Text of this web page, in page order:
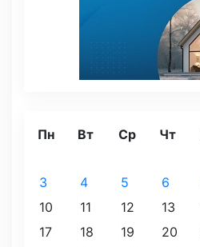
Пн Вт Ср Чт
3
4 5 6
10
11 12 13
17
18 19 20